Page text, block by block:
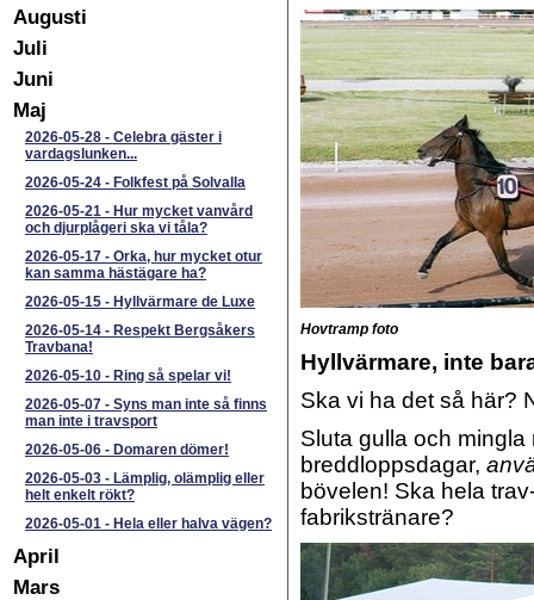
Augusti
Juli
Juni
Maj
2026-05-28 - Celebra gäster i
vardagslunken...
2026-05-24 - Folkfest på Solvalla
2026-05-21 - Hur mycket vanvård
och djurplågeri ska vi tåla?
2026-05-17 - Orka, hur mycket otur
kan samma hästägare ha?
2026-05-15 - Hyllvärmare de Luxe
2026-05-14 - Respekt Bergsåkers
Travbana!
2026-05-10 - Ring så spelar vi!
2026-05-07 - Syns man inte så finns
man inte i travsport
2026-05-06 - Domaren dömer!
2026-05-03 - Lämplig, olämplig eller
helt enkelt rökt?
2026-05-01 - Hela eller halva vägen?
April
Mars
Hovtramp foto
Hyllvärmare, inte
Ska vi ha det så här?
Sluta gulla och
breddloppsdagar,
bövelen! Ska hela
fabrikstränare?